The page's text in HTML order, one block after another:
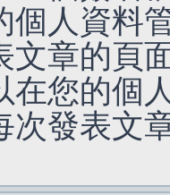
個人資料
文章的頁
在您的個
次發表文